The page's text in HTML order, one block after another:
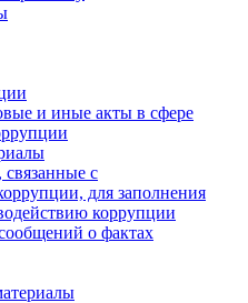
и иные акты в сфере
с
для заполнения
коррупции
о фактах